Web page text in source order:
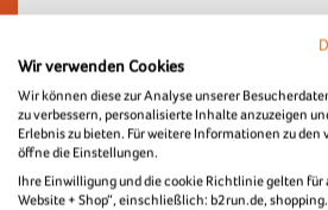
Spendenquittung & steuerliche
Spendenquittungen ab einem
300€ können im Folgemonat nach
ausgestellt werden. Zur Ausstellung
Kontakt zuMenschen für Menschen
Unterhalb des Wertes von 300 €
Wir verwenden Cookies
Wir können diese zur Analyse unserer
zu verbessern, personalisierte Inhalte anzuzeigen
Erlebnis zu bieten. Für weitere Informationen zu den
öffne die Einstellungen.
Ihre Einwilligung und die cookie Richtlinie gelten für
Website + Shop“, einschließlich: b2run.de,